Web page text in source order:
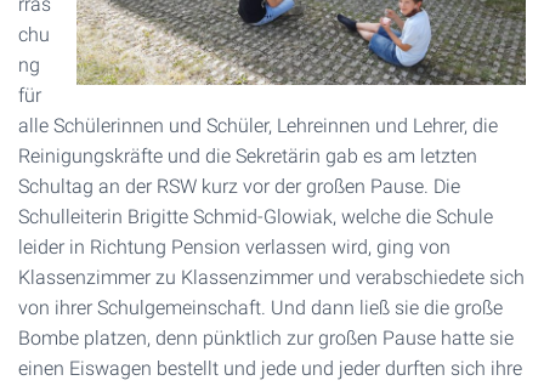
chu
ng
für
alle Schülerinnen und Schüler, Lehreinnen und Lehrer, die
Reinigungskräfte und die Sekretärin gab es am letzten
Schultag an der RSW kurz vor der großen Pause. Die
Schulleiterin Brigitte Schmid-Glowiak, welche die Schule
leider in Richtung Pension verlassen wird, ging von
Klassenzimmer zu Klassenzimmer und verabschiedete sich
von ihrer Schulgemeinschaft. Und dann ließ sie die große
Bombe platzen, denn pünktlich zur großen Pause hatte sie
einen Eiswagen bestellt und jede und jeder durften sich ihre